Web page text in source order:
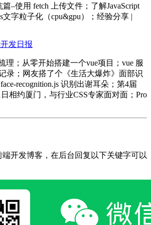
篇–使用 fetch 上传文件；了解JavaScript
文字粒子化（cpu&gpu）；经验分享 |
发日报
理；从零开始搭建一个vue项目；vue 服
录；网友搭了个《生活大爆炸》面部识
recognition.js 识别出谢耳朵；第4届
日相约厦门，与行业CSS专家面对面；Pro
开发博客，在后台回复以下关键字可以